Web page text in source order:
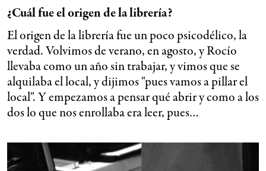
¿Cuál fue el origen de la librería?
El origen de la librería fue un poco psicodélico, la
verdad. Volvimos de verano, en agosto, y Rocío
llevaba como un año sin trabajar, y vimos que se
alquilaba el local, y dijimos "pues vamos a pillar el
local". Y empezamos a pensar qué abrir y como a los
dos lo que nos enrollaba era leer, pues…